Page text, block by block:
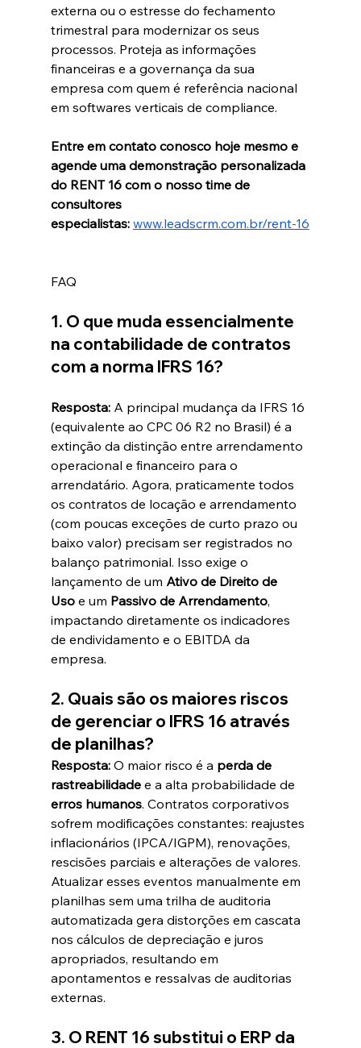
externa ou o estresse do fechamento
trimestral para modernizar os seus
processos. Proteja as informações
financeiras e a governança da sua
empresa com quem é referência nacional
em softwares verticais de compliance.
Entre em contato conosco hoje mesmo e
agende uma demonstração personalizada
do RENT 16 com o nosso time de
consultores
especialistas: www.leadscrm.com.br/rent-16
FAQ
1. O que muda essencialmente
na contabilidade de contratos
com a norma IFRS 16?
Resposta: A principal mudança da IFRS 16
(equivalente ao CPC 06 R2 no Brasil) é a
extinção da distinção entre arrendamento
operacional e financeiro para o
arrendatário. Agora, praticamente todos
os contratos de locação e arrendamento
(com poucas exceções de curto prazo ou
baixo valor) precisam ser registrados no
balanço patrimonial. Isso exige o
lançamento de um Ativo de Direito de
Uso e um Passivo de Arrendamento,
impactando diretamente os indicadores
de endividamento e o EBITDA da
empresa.
2. Quais são os maiores riscos
de gerenciar o IFRS 16 através
de planilhas?
Resposta: O maior risco é a perda de
rastreabilidade e a alta probabilidade de
erros humanos. Contratos corporativos
sofrem modificações constantes: reajustes
inflacionários (IPCA/IGPM), renovações,
rescisões parciais e alterações de valores.
Atualizar esses eventos manualmente em
planilhas sem uma trilha de auditoria
automatizada gera distorções em cascata
nos cálculos de depreciação e juros
apropriados, resultando em
apontamentos e ressalvas de auditorias
externas.
3. O RENT 16 substitui o ERP da